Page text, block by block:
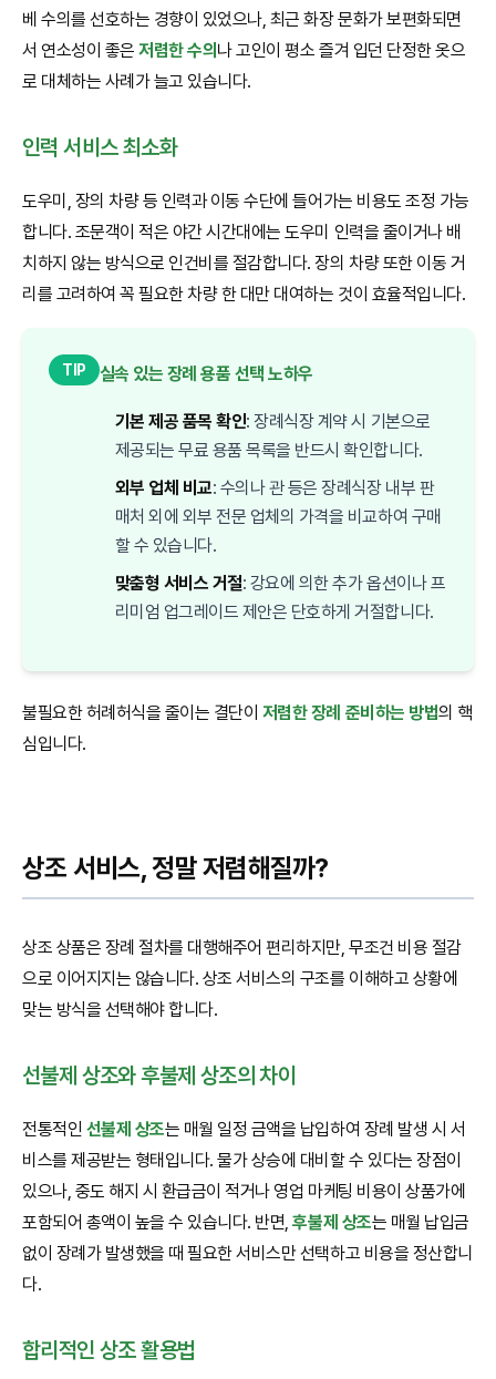
베 수의를 선호하는 경향이 있었으나, 최근 화장 문화가 보편화되면
서 연소성이 좋은저렴한 수의 나 고인이 평소 즐겨 입던 단정한 옷으
로 대체하는 사례가 늘고 있습니다.
인력 서비스 최소화
도우미, 장의 차량 등 인력과 이동 수단에 들어가는 비용도 조정 가능
합니다. 조문객이 적은 야간 시간대에는 도우미 인력을 줄이거나 배
치하지 않는 방식으로 인건비를 절감합니다. 장의 차량 또한 이동 거
리를 고려하여 꼭 필요한 차량 한 대만 대여하는 것이 효율적입니다.
TIP 실속 있는 장례 용품 선택 노하우
기본 제공 품목 확인: 장례식장 계약 시 기본으로
제공되는 무료 용품 목록을 반드시 확인합니다.
외부 업체 비교: 수의나 관 등은 장례식장 내부 판
매처 외에 외부 전문 업체의 가격을 비교하여 구매
할 수 있습니다.
맞춤형 서비스 거절: 강요에 의한 추가 옵션이나 프
리미엄 업그레이드 제안은 단호하게 거절합니다.
불필요한 허례허식을 줄이는 결단이 저렴한 장례 준비하는 방법의 핵
심입니다.
상조 서비스, 정말 저렴해질까?
상조 상품은 장례 절차를 대행해주어 편리하지만, 무조건 비용 절감
으로 이어지지는 않습니다. 상조 서비스의 구조를 이해하고 상황에
맞는 방식을 선택해야 합니다.
선불제 상조와 후불제 상조의 차이
전통적인 선불제 상조는 매월 일정 금액을 납입하여 장례 발생 시 서
비스를 제공받는 형태입니다. 물가 상승에 대비할 수 있다는 장점이
있으나, 중도 해지 시 환급금이 적거나 영업 마케팅 비용이 상품가에
포함되어 총액이 높을 수 있습니다. 반면,후불제 상조는 매월 납입금
없이 장례가 발생했을 때 필요한 서비스만 선택하고 비용을 정산합니
다.
합리적인 상조 활용법